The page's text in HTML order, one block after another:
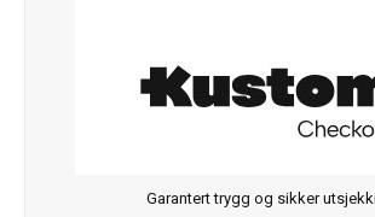
Garantert trygg og sikker